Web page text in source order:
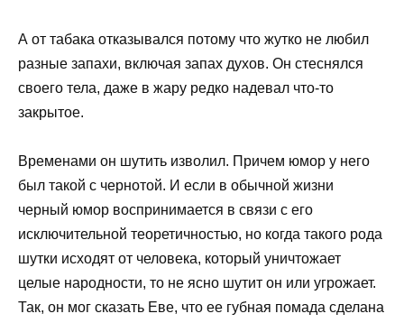
А от табака отказывался потому что жутко не любил
разные запахи, включая запах духов. Он стеснялся
своего тела, даже в жару редко надевал что-то
закрытое.
Временами он шутить изволил. Причем юмор у него
был такой с чернотой. И если в обычной жизни
черный юмор воспринимается в связи с его
исключительной теоретичностью, но когда такого рода
шутки исходят от человека, который уничтожает
целые народности, то не ясно шутит он или угрожает.
Так, он мог сказать Еве, что ее губная помада сделана